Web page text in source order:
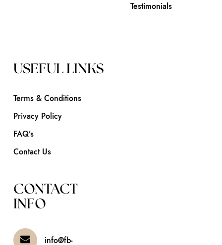
Testimonials
USEFUL LINKS
Terms & Conditions
Privacy Policy
FAQ’s
Contact Us
CONTACT
INFO
info@fb-